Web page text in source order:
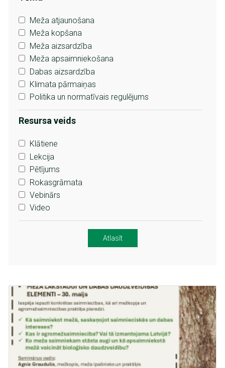
Meža atjaunošana
Meža kopšana
Meža aizsardzība
Meža apsaimniekošana
Dabas aizsardzība
Klimata pārmaiņas
Politika un normatīvais regulējums
Resursa veids
Klātiene
Lekcija
Pētījums
Rokasgrāmata
Vebinārs
Video
Image